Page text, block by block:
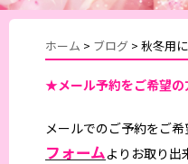
ホーム > ブログ > 秋冬用
★メール予約をご希望
メールでのご予約をご
フォームよりお取り出